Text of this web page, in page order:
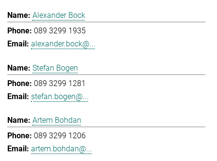
Alexander Bock
089 3299 1935
alexander.bock@...
Stefan Bogen
089 3299 1281
stefan.bogen@...
Artem Bohdan
089 3299 1206
artem.bohdan@...